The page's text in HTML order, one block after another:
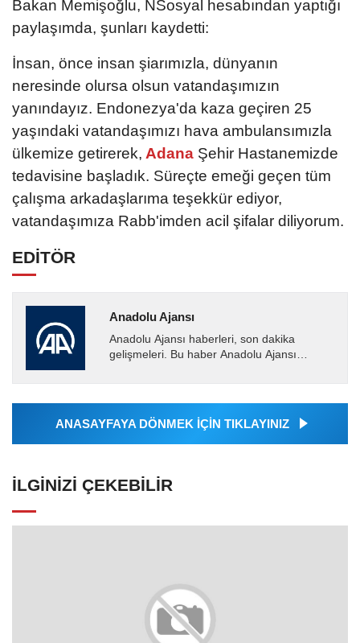
Bakan Memişoğlu, NSosyal hesabından yaptığı
paylaşımda, şunları kaydetti:
İnsan, önce insan şiarımızla, dünyanın
neresinde olursa olsun vatandaşımızın
yanındayız. Endonezya'da kaza geçiren 25
yaşındaki vatandaşımızı hava ambulansımızla
ülkemize getirerek, Adana Şehir Hastanemizde
tedavisine başladık. Süreçte emeği geçen tüm
çalışma arkadaşlarıma teşekkür ediyor,
vatandaşımıza Rabb'imden acil şifalar diliyorum.
EDİTÖR
Anadolu Ajansı
Anadolu Ajansı haberleri, son dakika
gelişmeleri. Bu haber Anadolu Ajansı
tarafından geçilen tüm...
ANASAYFAYA DÖNMEK İÇİN TIKLAYINIZ
İLGINIZI ÇEKEBILIR